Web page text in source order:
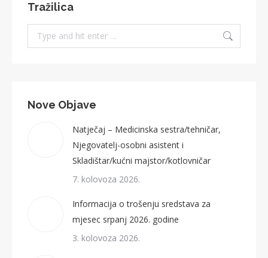
Tražilica
Search:
Nove Objave
Natječaj – Medicinska sestra/tehničar,
Njegovatelj-osobni asistent i
Skladištar/kućni majstor/kotlovničar
7. kolovoza 2026.
Informacija o trošenju sredstava za
mjesec srpanj 2026. godine
3. kolovoza 2026.